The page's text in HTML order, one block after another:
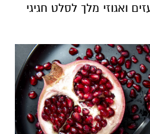
ואגוזי מלך לסלט חגיגי